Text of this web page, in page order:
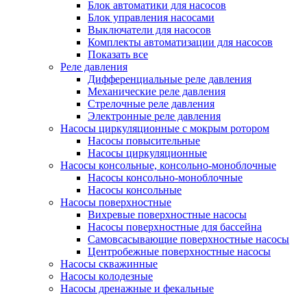
Блок автоматики для насосов
Блок управления насосами
Выключатели для насосов
Комплекты автоматизации для насосов
Показать все
Реле давления
Дифференциальные реле давления
Механические реле давления
Стрелочные реле давления
Электронные реле давления
Насосы циркуляционные с мокрым ротором
Насосы повысительные
Насосы циркуляционные
Насосы консольные, консольно-моноблочные
Насосы консольно-моноблочные
Насосы консольные
Насосы поверхностные
Вихревые поверхностные насосы
Насосы поверхностные для бассейна
Самовсасывающие поверхностные насосы
Центробежные поверхностные насосы
Насосы скважинные
Насосы колодезные
Насосы дренажные и фекальные